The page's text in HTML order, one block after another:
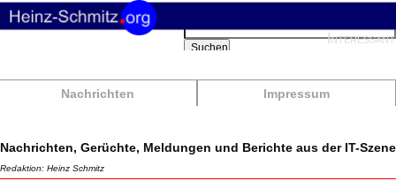
Nachrichten Impressum
Suchbegriffe
Suchen
Nachrichten, Gerüchte, Meldungen und Berichte aus der IT-Szene
Redaktion: Heinz Schmitz